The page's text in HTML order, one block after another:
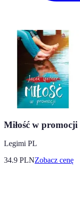
Miłość w promocji
Legimi PL
34.9 PLNZobacz cenę